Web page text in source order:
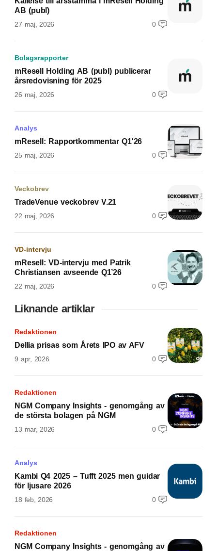
AB (publ)
27 maj, 2026 0
Bolagsrapporter
mResell Holding AB (publ) publicerar
årsredovisning för 2025
26 maj, 2026 0
Analys
mResell: Rapportkommentar Q1'26
25 maj, 2026 0
Veckobrev
TradeVenue veckobrev V.21
22 maj, 2026 0
VD-intervju
mResell: VD-intervju med Patrik
Christiansen avseende Q1’26
22 maj, 2026 0
Liknande artiklar
Redaktionen
Dellia prisas som Årets IPO av AFV
9 apr, 2026 0
Redaktionen
NGM Company Insights - genomgång av
de största bolagen på NGM
13 mar, 2026 0
Analys
Kambi Q4 2025 – Tufft 2025 men guidar
för ljusare 2026
18 feb, 2026 0
Redaktionen
NGM Company Insights - genomgång av